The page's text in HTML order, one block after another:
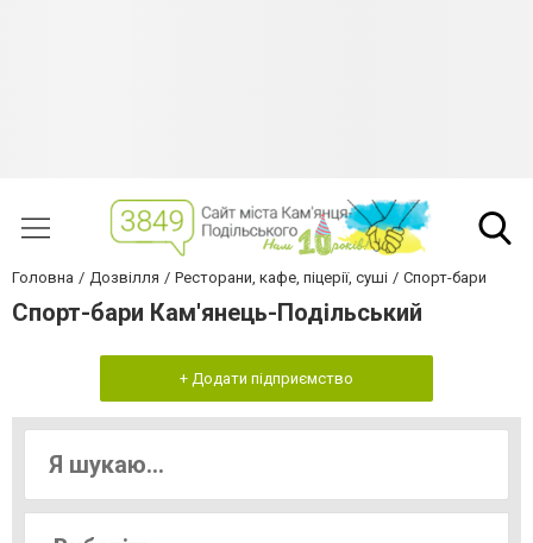
Головна Дозвілля Ресторани, кафе, піцерії, суші Спорт-бари
Спорт-бари Кам'янець-Подільський
+ Додати підприємство